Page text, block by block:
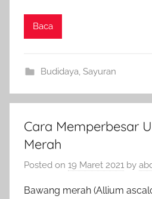
Baca
Budidaya Sayuran
Cara Memperbesar
Merah
Posted on 19 Maret 2021 by
Bawang merah (Allium